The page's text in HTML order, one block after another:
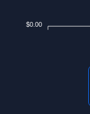
$0.00